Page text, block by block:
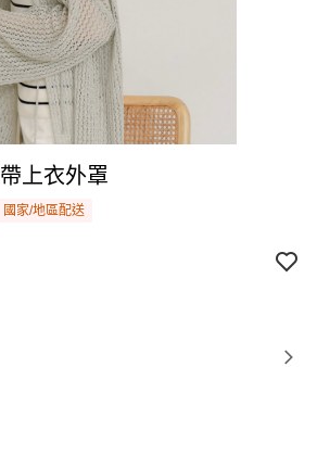
上衣外罩
國家/地區配送